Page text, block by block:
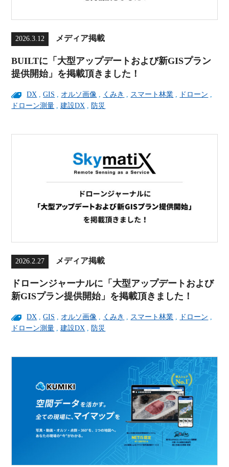
2026.3.12 メディア掲載
BUILTに「大型アップデートおよび新GISプラン
提供開始」を掲載頂きました！
DX ,GIS オルソ画像 くみき スマート林業 ドローン
ドローン測量 ,建設DX 防災
2026.2.27 メディア掲載
ドローンジャーナルに「大型アップデートおよび
新GISプラン提供開始」を掲載頂きました！
DX ,GIS , オルソ画像 , くみき , スマート林業 , ドローン ,
ドローン測量 ,建設DX , 防災